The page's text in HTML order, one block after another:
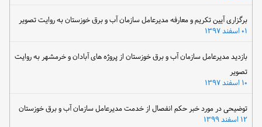
برگزاری آیین تکریم و معارفه مدیرعامل سازمان آب و برق خوزستان به روایت تصویر
بازدید مدیرعامل سازمان آب و برق خوزستان از پروژه های آبادان و خرمشهر به روایت
تصویر
توضیحی در مورد خبر حکم انفصال از خدمت مدیرعامل سازمان آب و برق خوزستان
۱۲ اسفند ۱۳۹۹